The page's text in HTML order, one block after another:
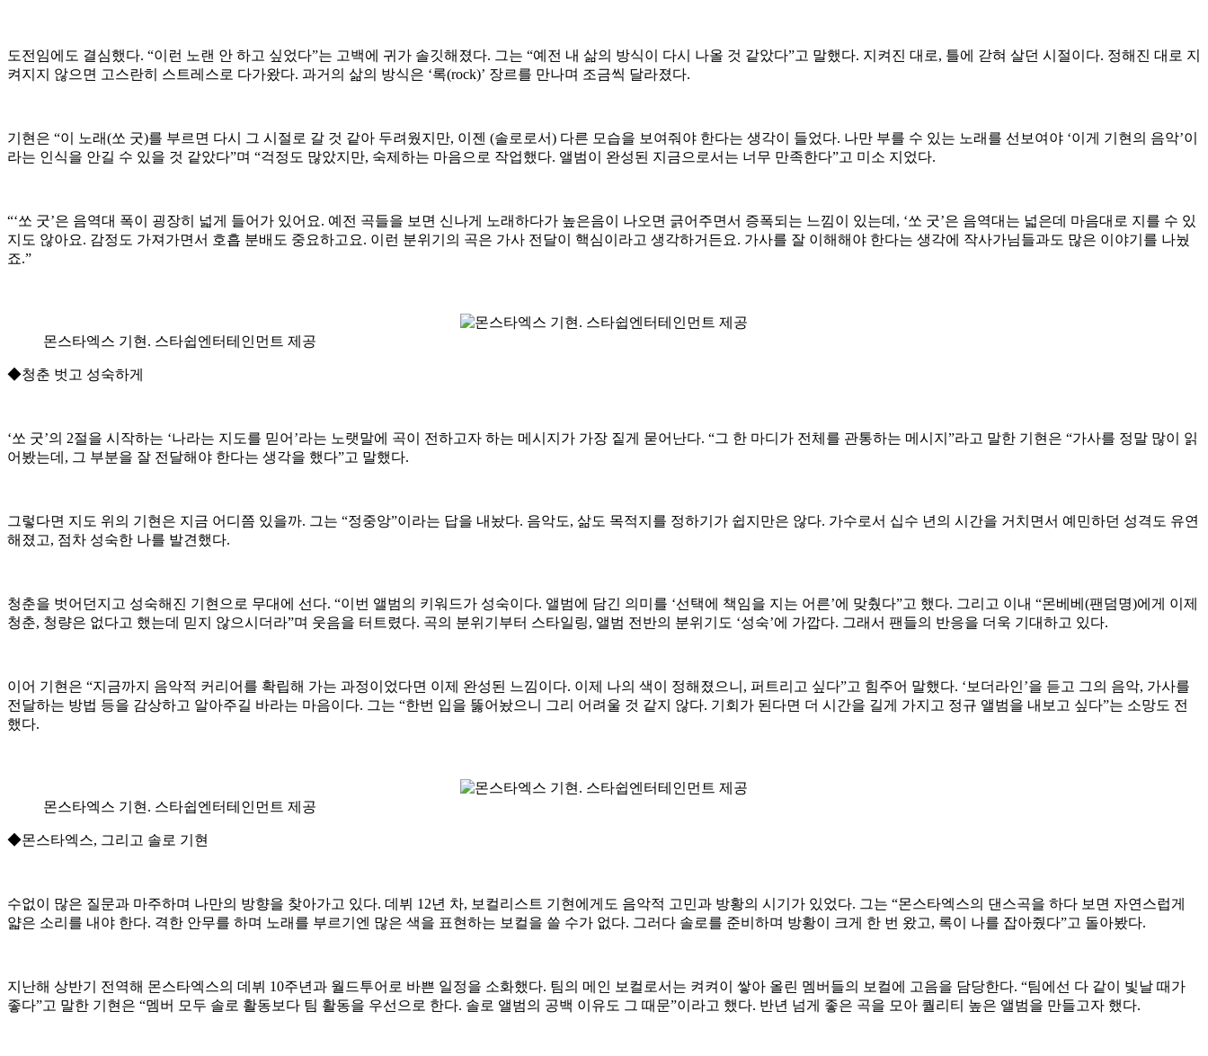
도전임에도 결심했다. “이런 노랜 안 하고 싶었다”는 고백에 귀가 솔깃해졌다. 그는 “예전 내 삶의 방식이 다시 나올 것 같았다”고 말했다. 지켜진 대로, 틀에 갇혀 살던 시절이다. 정해진 대로 지
켜지지 않으면 고스란히 스트레스로 다가왔다. 과거의 삶의 방식은 ‘록(rock)’ 장르를 만나며 조금씩 달라졌다.
기현은 “이 노래(쏘 굿)를 부르면 다시 그 시절로 갈 것 같아 두려웠지만, 이젠 (솔로로서) 다른 모습을 보여줘야 한다는 생각이 들었다. 나만 부를 수 있는 노래를 선보여야 ‘이게 기현의 음악’이
라는 인식을 안길 수 있을 것 같았다”며 “걱정도 많았지만, 숙제하는 마음으로 작업했다. 앨범이 완성된 지금으로서는 너무 만족한다”고 미소 지었다.
“‘쏘 굿’은 음역대 폭이 굉장히 넓게 들어가 있어요. 예전 곡들을 보면 신나게 노래하다가 높은음이 나오면 긁어주면서 증폭되는 느낌이 있는데, ‘쏘 굿’은 음역대는 넓은데 마음대로 지를 수 있
지도 않아요. 감정도 가져가면서 호흡 분배도 중요하고요. 이런 분위기의 곡은 가사 전달이 핵심이라고 생각하거든요. 가사를 잘 이해해야 한다는 생각에 작사가님들과도 많은 이야기를 나눴
죠.”
몬스타엑스 기현. 스타쉽엔터테인먼트 제공
◆청춘 벗고 성숙하게
‘쏘 굿’의 2절을 시작하는 ‘나라는 지도를 믿어’라는 노랫말에 곡이 전하고자 하는 메시지가 가장 짙게 묻어난다. “그 한 마디가 전체를 관통하는 메시지”라고 말한 기현은 “가사를 정말 많이 읽
어봤는데, 그 부분을 잘 전달해야 한다는 생각을 했다”고 말했다.
그렇다면 지도 위의 기현은 지금 어디쯤 있을까. 그는 “정중앙”이라는 답을 내놨다. 음악도, 삶도 목적지를 정하기가 쉽지만은 않다. 가수로서 십수 년의 시간을 거치면서 예민하던 성격도 유연
해졌고, 점차 성숙한 나를 발견했다.
청춘을 벗어던지고 성숙해진 기현으로 무대에 선다. “이번 앨범의 키워드가 성숙이다. 앨범에 담긴 의미를 ‘선택에 책임을 지는 어른’에 맞췄다”고 했다. 그리고 이내 “몬베베(팬덤명)에게 이제
청춘, 청량은 없다고 했는데 믿지 않으시더라”며 웃음을 터트렸다. 곡의 분위기부터 스타일링, 앨범 전반의 분위기도 ‘성숙’에 가깝다. 그래서 팬들의 반응을 더욱 기대하고 있다.
이어 기현은 “지금까지 음악적 커리어를 확립해 가는 과정이었다면 이제 완성된 느낌이다. 이제 나의 색이 정해졌으니, 퍼트리고 싶다”고 힘주어 말했다. ‘보더라인’을 듣고 그의 음악, 가사를
전달하는 방법 등을 감상하고 알아주길 바라는 마음이다. 그는 “한번 입을 뚫어놨으니 그리 어려울 것 같지 않다. 기회가 된다면 더 시간을 길게 가지고 정규 앨범을 내보고 싶다”는 소망도 전
했다.
몬스타엑스 기현. 스타쉽엔터테인먼트 제공
◆몬스타엑스, 그리고 솔로 기현
수없이 많은 질문과 마주하며 나만의 방향을 찾아가고 있다. 데뷔 12년 차, 보컬리스트 기현에게도 음악적 고민과 방황의 시기가 있었다. 그는 “몬스타엑스의 댄스곡을 하다 보면 자연스럽게
얇은 소리를 내야 한다. 격한 안무를 하며 노래를 부르기엔 많은 색을 표현하는 보컬을 쓸 수가 없다. 그러다 솔로를 준비하며 방황이 크게 한 번 왔고, 록이 나를 잡아줬다”고 돌아봤다.
지난해 상반기 전역해 몬스타엑스의 데뷔 10주년과 월드투어로 바쁜 일정을 소화했다. 팀의 메인 보컬로서는 켜켜이 쌓아 올린 멤버들의 보컬에 고음을 담당한다. “팀에선 다 같이 빛날 때가
좋다”고 말한 기현은 “멤버 모두 솔로 활동보다 팀 활동을 우선으로 한다. 솔로 앨범의 공백 이유도 그 때문”이라고 했다. 반년 넘게 좋은 곡을 모아 퀄리티 높은 앨범을 만들고자 했다.